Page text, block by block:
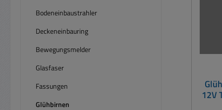
Bodeneinbaustrahler
Deckeneinbauring
Bewegungsmelder
Glasfaser
Fassungen
Glühbirnen
12V